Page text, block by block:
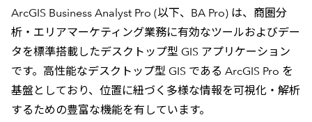
ArcGIS Business Analyst Pro (以下、BA Pro) は、商圏分
析・エリアマーケティング業務に有効なツールおよびデー
タを標準搭載したデスクトップ型 GIS アプリケーション
です。高性能なデスクトップ型 GIS である ArcGIS Pro を
基盤としており、位置に紐づく多様な情報を可視化・解析
するための豊富な機能を有しています。